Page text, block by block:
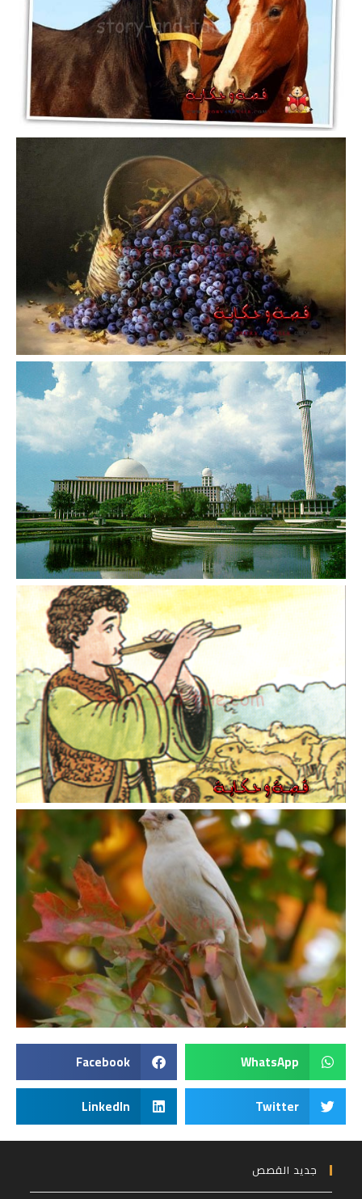
WhatsApp
Facebook
Twitter
LinkedIn
جديد القصص